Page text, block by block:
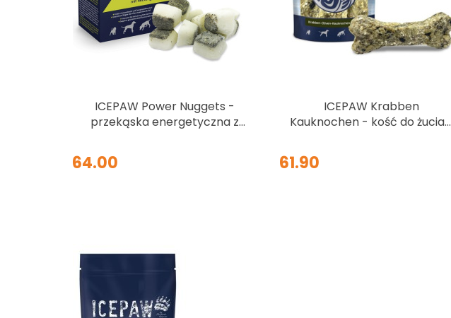
ICEPAW Power Nuggets -
przekąska energetyczna z
64.00
ICEPAW Krabben
Kauknochen - kość do żucia z
61.90